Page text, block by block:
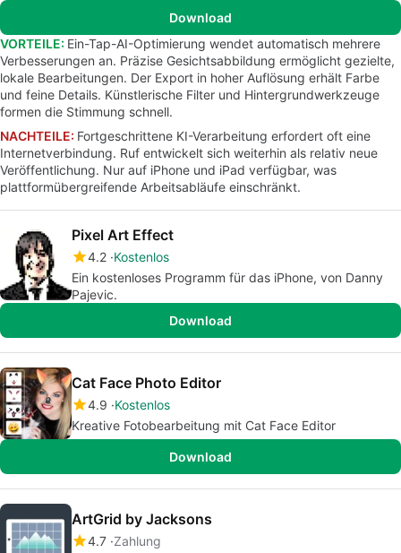
Download
VORTEILE: Ein-Tap-AI-Optimierung wendet automatisch mehrere
Verbesserungen an. Präzise Gesichtsabbildung ermöglicht gezielte,
lokale Bearbeitungen. Der Export in hoher Auflösung erhält Farbe
und feine Details. Künstlerische Filter und Hintergrundwerkzeuge
formen die Stimmung schnell.
NACHTEILE: Fortgeschrittene KI-Verarbeitung erfordert oft eine
Internetverbindung. Ruf entwickelt sich weiterhin als relativ neue
Veröffentlichung. Nur auf iPhone und iPad verfügbar, was
plattformübergreifende Arbeitsabläufe einschränkt.
Pixel Art Effect
4.2 Kostenlos
Ein kostenloses Programm für das iPhone, von Danny
Pajevic.
Download
Cat Face Photo Editor
4.9 Kostenlos
Kreative Fotobearbeitung mit Cat Face Editor
Download
ArtGrid by Jacksons
4.7 Zahlung